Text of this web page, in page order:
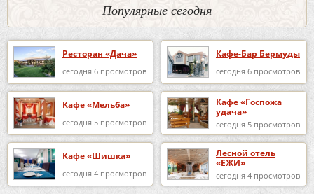
Популярные сегодня
Ресторан «Дача»
сегодня 6 просмотров
Кафе-Бар Бермуды
сегодня 6 просмотров
Кафе «Мельба»
сегодня 5 просмотров
Кафе «Госпожа
удача»
сегодня 5 просмотров
Кафе «Шишка»
сегодня 4 просмотров
Лесной отель
«ЕЖИ»
сегодня 4 просмотров